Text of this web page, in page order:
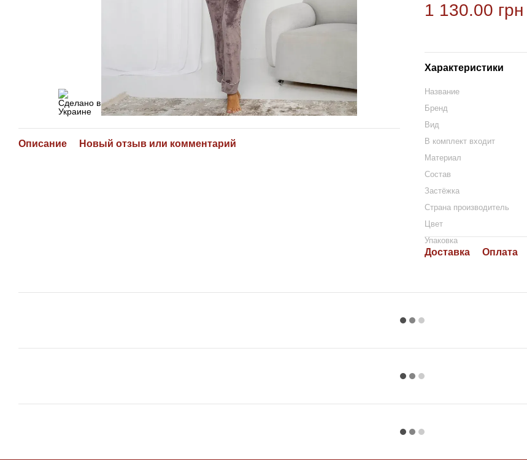
Описание Новый отзыв или комментарий
1 130.00 грн
Характеристики
Название
Бренд
Вид
В комплект входит
Материал
Состав
Застёжка
Страна производитель
Цвет
Упаковка
Доставка Оплата